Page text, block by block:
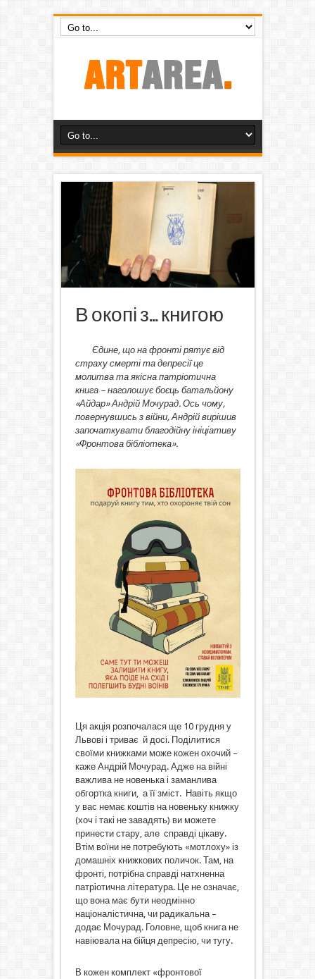
В окопі з… книгою
Єдине, що на фронті рятує від
страху смерті та депресії це
молитва та якісна патріотична
книга – наголошує боєць батальйону
«Айдар» Андрій Мочурад. Ось чому,
повернувшись з війни, Андрій вирішив
започаткувати благодійну ініціативу
«Фронтова бібліотека».
Ця акція розпочалася ще 10 грудня у
Львові і триває й досі. Поділитися
своїми книжками може кожен охочий –
каже Андрій Мочурад. Адже на війні
важлива не новенька і заманлива
обгортка книги, а її зміст. Навіть якщо
у вас немає коштів на новеньку книжку
(хоч і такі не завадять) ви можете
принести стару, але справді цікаву.
Втім воїни не потребують «мотлоху» із
домашніх книжкових поличок. Там, на
фронті, потрібна справді натхненна
патріотична література. Це не означає,
що вона має бути неодмінно
націоналістична, чи радикальна –
додає Мочурад. Головне, щоб книга не
навіювала на бійця депресію, чи тугу.
В кожен комплект «фронтової